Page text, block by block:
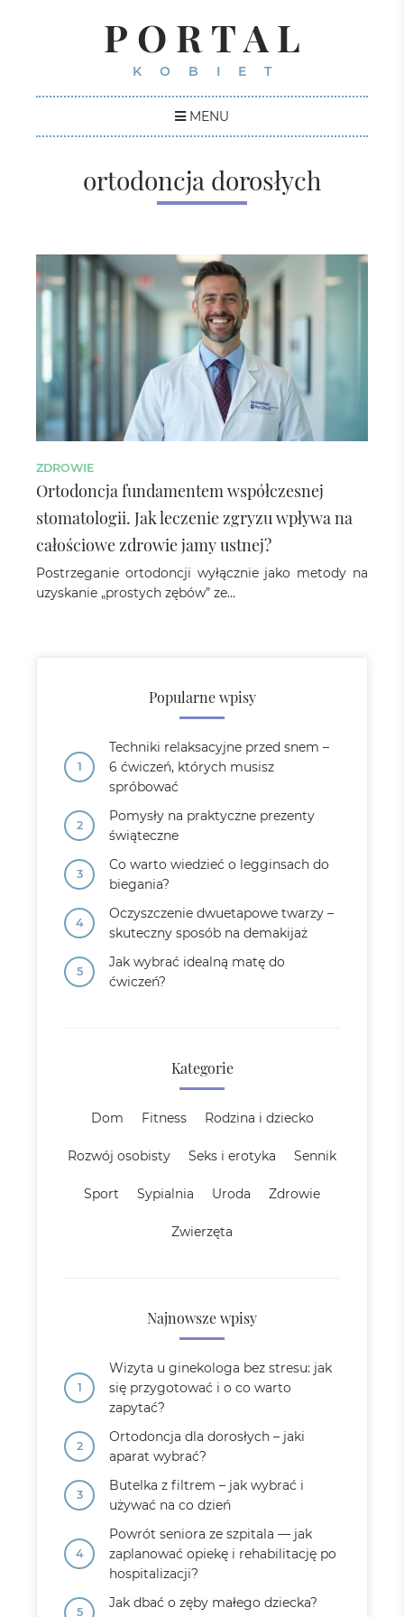
PORTAL
KOBIET
MENU
ortodoncja dorosłych
ZDROWIE
Ortodoncja fundamentem współczesnej
stomatologii. Jak leczenie zgryzu wpływa na
całościowe zdrowie jamy ustnej?
Postrzeganie ortodoncji wyłącznie jako metody na
uzyskanie „prostych zębów” ze…
Popularne wpisy
Techniki relaksacyjne przed snem –
6 ćwiczeń, których musisz
spróbować
Pomysły na praktyczne prezenty
świąteczne
Co warto wiedzieć o legginsach do
biegania?
Oczyszczenie dwuetapowe twarzy –
skuteczny sposób na demakijaż
Jak wybrać idealną matę do
ćwiczeń?
Kategorie
Dom Fitness Rodzina i dziecko
Rozwój osobisty Seks i erotyka Sennik
Sport Sypialnia Uroda Zdrowie
Zwierzęta
Najnowsze wpisy
Wizyta u ginekologa bez stresu: jak
się przygotować i o co warto
zapytać?
Ortodoncja dla dorosłych – jaki
aparat wybrać?
Butelka z filtrem – jak wybrać i
używać na co dzień
Powrót seniora ze szpitala — jak
zaplanować opiekę i rehabilitację po
hospitalizacji?
Jak dbać o zęby małego dziecka?